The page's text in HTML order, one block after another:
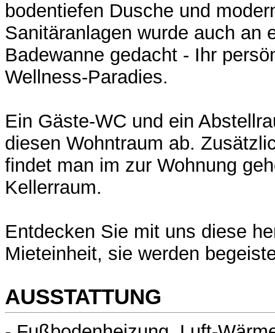
bodentiefen Dusche und
Sanitäranlagen wurde auch an
Badewanne gedacht - Ihr
Wellness-Paradies.
Ein Gäste-WC und ein
diesen Wohntraum ab.
findet man im zur Wohnung
Kellerraum.
Entdecken Sie mit uns diese
Mieteinheit, sie werden
AUSSTATTUNG